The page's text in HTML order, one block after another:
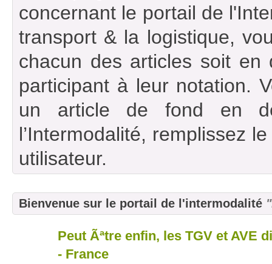
concernant le portail de
transport & la logistique,
chacun des articles soit en
participant à leur notation.
un article de fond en
l’Intermodalité, remplissez
utilisateur.
Bienvenue sur le portail de l'intermodalité
Peut Ãªtre enfin, les TGV et AVE
- France